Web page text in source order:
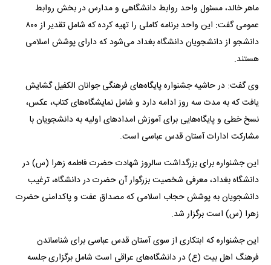
ماهر خالد، مسئول واحد روابط دانشگاهی و مدارس در بخش روابط
عمومی گفت: این واحد برنامه کاملی را تهیه کرده که شامل تقدیر از ۸۰۰
دانشجو از دانشجویان دانشگاه بغداد می‌شود که دارای پوشش اسلامی
هستند.
وی گفت: در حاشیه جشنواره پایگاه‌های فرهنگی جوانان الکفیل گشایش
یافت که به مدت سه روز ادامه دارد و شامل نمایشگاه‌های کتاب، عکس،
نسخ خطی و پایگاه‌هایی برای آموزش امداد‌های اولیه به دانشجویان با
مشارکت ادارات آستان قدس عباسی است.
این جشنواره برای بزرگداشت سالروز شهادت حضرت فاطمه زهرا (س) در
دانشگاه بغداد، معرفی شخصیت بزرگوار آن حضرت در دانشگاه، ترغیب
دانشجویان به پوشش حجاب اسلامی که مصداق عفت و پاکدامنی حضرت
زهرا (س) است برگزار شد.
این جشنواره که ابتکاری از سوی آستان قدس عباسی برای شناساندن
فرهنگ اهل بیت (ع) در دانشگاه‌های عراقی است شامل برگزاری جلسه